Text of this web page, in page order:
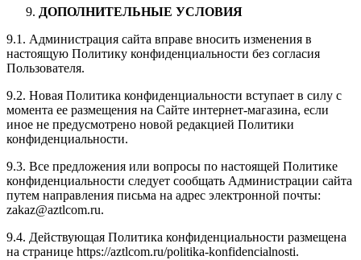
ДОПОЛНИТЕЛЬНЫЕ УСЛОВИЯ
9.1. Администрация сайта вправе вносить изменения в
настоящую Политику конфиденциальности без согласия
Пользователя.
9.2. Новая Политика конфиденциальности вступает в силу с
момента ее размещения на Сайте интернет-магазина, если
иное не предусмотрено новой редакцией Политики
конфиденциальности.
9.3. Все предложения или вопросы по настоящей Политике
конфиденциальности следует сообщать Администрации сайта
путем направления письма на адрес электронной почты:
zakaz@aztlcom.ru.
9.4. Действующая Политика конфиденциальности размещена
на странице https://aztlcom.ru/politika-konfidencialnosti.